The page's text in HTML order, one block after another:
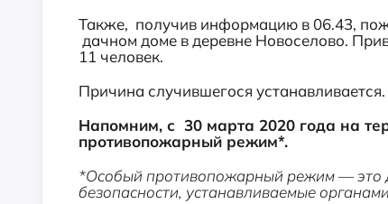
Также, получив информацию в 06.43,
дачном доме в деревне Новоселово.
11 человек.
Причина случившегося
Напомним, с 30 марта 2020 года на
противопожарный режим*.
*Особый противопожарный режим — это
безопасности, устанавливаемые